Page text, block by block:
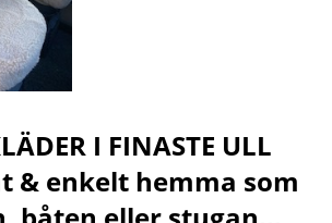
I FINASTE ULL
& enkelt hemma som